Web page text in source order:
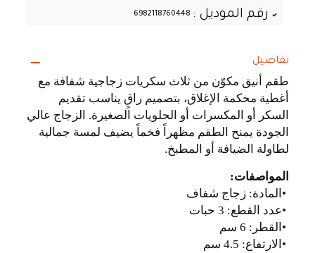
رقم الموديل : 6982118760448
تفاصيل
طقم أنيق مكوّن من ثلاث سكريات زجاجية شفافة مع
أغطية محكمة الإغلاق، بتصميم راقٍ يناسب تقديم
السكر أو المكسرات أو الحلويات الصغيرة. الزجاج عالي
الجودة يمنح الطقم مظهراً فخماً يضيف لمسة جمالية
لطاولة الضيافة أو المطبخ.
المواصفات:
• المادة: زجاج شفاف
•عدد القطع: 3 حبات
• القطر: 6 سم
• الارتفاع: 4.5 سم